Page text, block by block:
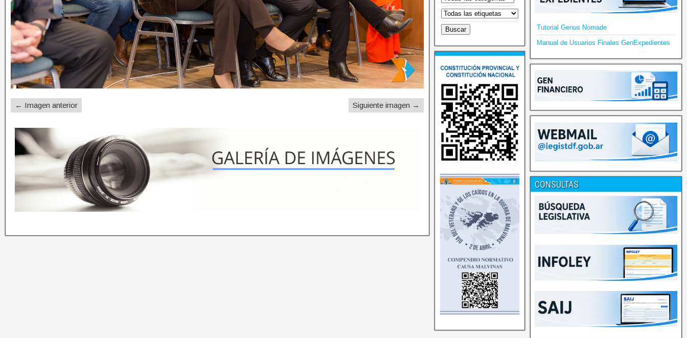
← Imagen anterior Siguiente imagen →
Tutorial Genus Nomade
Manual de Usuarios Finales GenExpedientes
CONSULTAS